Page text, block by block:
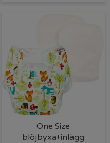
One Size
blöjbyxa+inlägg